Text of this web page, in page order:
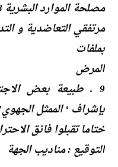
مرتفقي التعاضدیة و
بملفات
المرض
9 . طبیعة بعض
بإشراف ‘ الممثل
ختاما تقبلوا فائق
التوقیع : منادیب الجھة